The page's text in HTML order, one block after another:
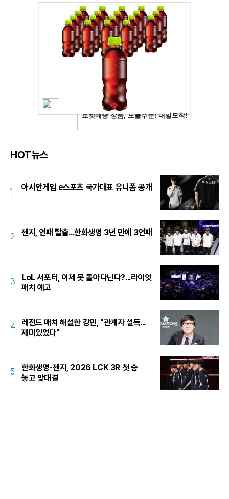
HOT뉴스
1 아시안게임 e스포츠 국가대표 유니폼 공개
2 젠지, 연패 탈출...한화생명 3년 만에 3연패
3
LoL 서포터, 이제 못 돌아다닌다?...라이엇
패치 예고
4
레전드 매치 해설한 강민, "관계자 설득...
재미있었다"
5
한화생명-젠지, 2026 LCK 3R 첫 승
놓고 맞대결